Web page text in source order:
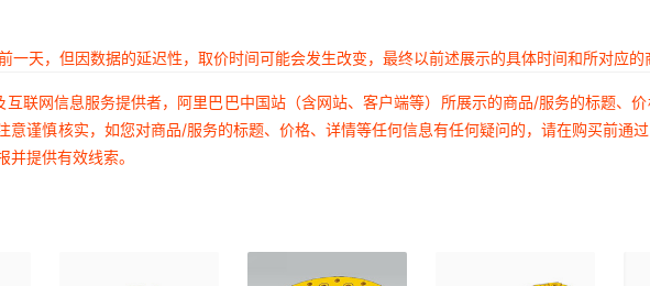
一天，但因数据的延迟性，取价时间可能会发生改变，最终以前述展示的具体时间和所对应的
联网信息服务提供者，阿里巴巴中国站（含网站、客户端等）所展示的商品/服务的标题、
谨慎核实，如您对商品/服务的标题、价格、详情等任何信息有任何疑问的，请在购买前通
提供有效线索。